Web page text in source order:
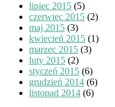
lipiec 2015 (5)
czerwiec 2015 (2)
maj 2015 (3)
kwiecień 2015 (1)
marzec 2015 (3)
luty 2015 (2)
styczeń 2015 (6)
grudzień 2014 (6)
listopad 2014 (6)